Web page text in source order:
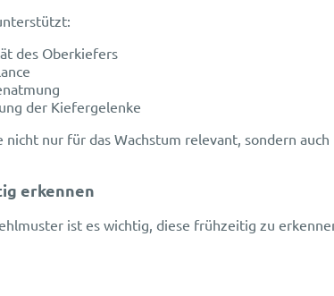
des Oberkiefers
der Kiefergelenke
nicht nur für das Wachstum relevant, sondern
erkennen
ist es wichtig, diese frühzeitig zu